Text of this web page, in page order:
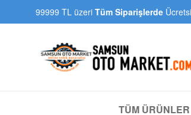
99999 TL üzeri Tüm Siparişlerde
TÜM ÜRÜNLER